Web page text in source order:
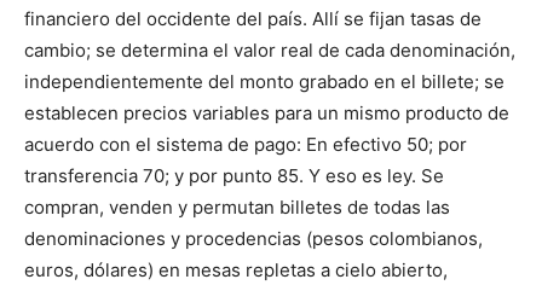
financiero del occidente del país. Allí se fijan tasas de
cambio; se determina el valor real de cada denominación,
independientemente del monto grabado en el billete; se
establecen precios variables para un mismo producto de
acuerdo con el sistema de pago: En efectivo 50; por
transferencia 70; y por punto 85. Y eso es ley. Se
compran, venden y permutan billetes de todas las
denominaciones y procedencias (pesos colombianos,
euros, dólares) en mesas repletas a cielo abierto,